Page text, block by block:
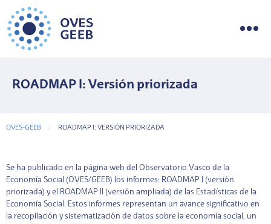
ROADMAP I: Versión priorizada
OVES-GEEB CURRENT-PAGE
ROADMAP I: VERSIÓN PRIORIZADA
Se ha publicado en la página web del Observatorio Vasco de la
Economía Social (OVES/GEEB) los informes: ROADMAP I (versión
priorizada) y el ROADMAP II (versión ampliada) de las Estadísticas de la
Economía Social. Estos informes representan un avance significativo en
la recopilación y sistematización de datos sobre la economía social, un